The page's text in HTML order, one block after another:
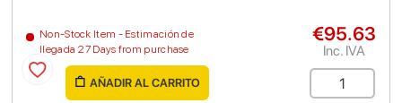
Non-Stock Item - Estimación de
llegada 27 Days from purchase
€95.63
Inc. IVA
AÑADIR AL CARRITO